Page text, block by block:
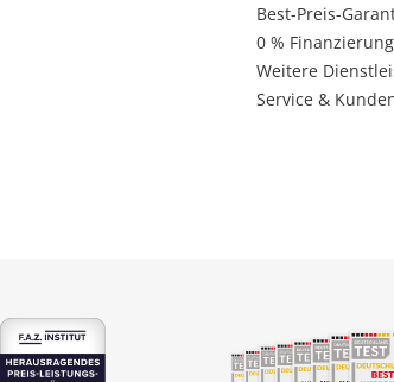
Best-Preis-
0 % Finanzierung
Weitere
Service &